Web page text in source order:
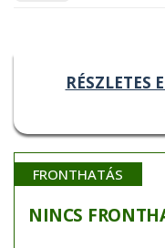
RÉSZLETES
FRONTHATÁS
NINCS